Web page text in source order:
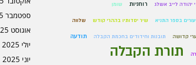
ספטמבר 2025
אוגוסט 2025
יולי 2025
יוני 2025
יהודה לייב אשלג רוחניות שומן
בספר התניא שיר יסדותיו בההרי קודש שלווה
קדושה תובנות וחידודים בחכמת הקבלה תודעה
תורת הקבלה